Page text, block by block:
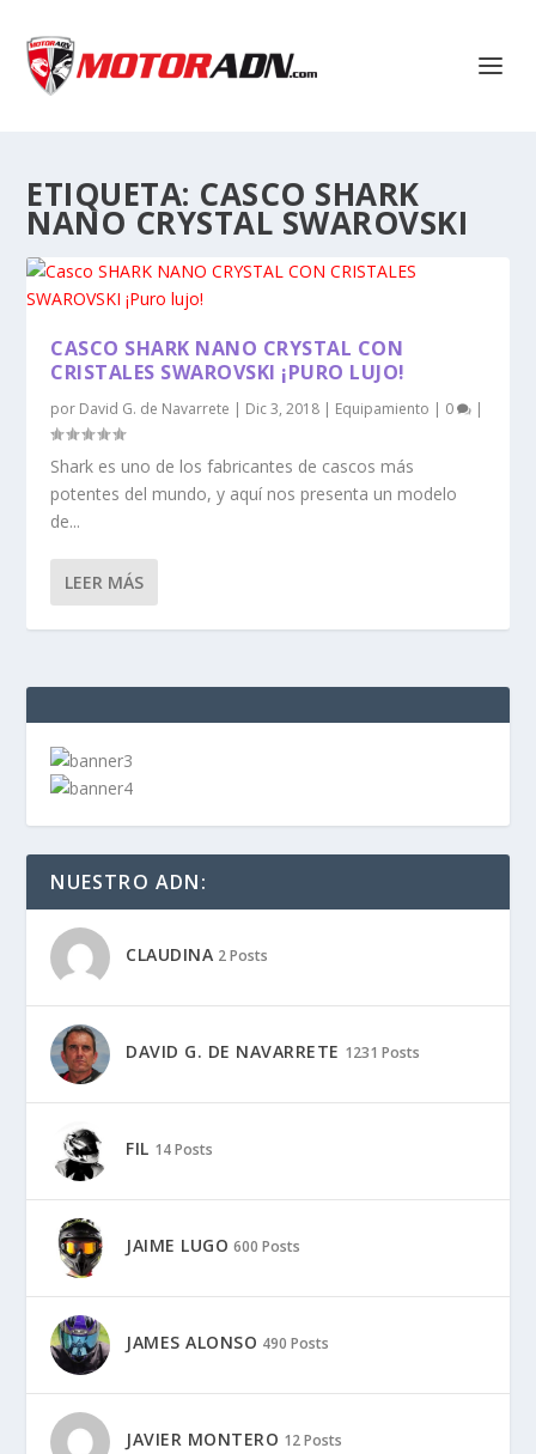
ETIQUETA: CASCO SHARK
NANO CRYSTAL SWAROVSKI
CASCO SHARK NANO CRYSTAL CON
CRISTALES SWAROVSKI ¡PURO LUJO!
por David G. de Navarrete | Dic 3, 2018 | Equipamiento | 0 |
Shark es uno de los fabricantes de cascos más
potentes del mundo, y aquí nos presenta un modelo
de...
LEER MÁS
NUESTRO ADN:
CLAUDINA 2 Posts
DAVID G. DE NAVARRETE 1231 Posts
FIL 14 Posts
JAIME LUGO 600 Posts
JAMES ALONSO 490 Posts
JAVIER MONTERO 12 Posts